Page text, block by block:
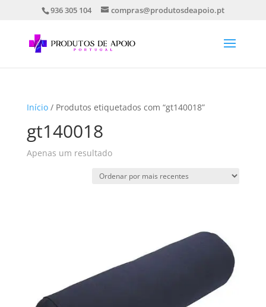
936 305 104 compras@produtosdeapoio.pt
Início/ Produtos etiquetados com “gt140018”
gt140018
Apenas um resultado